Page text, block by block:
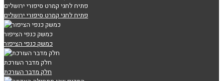
פתיח לחגי קמרט סיפורי ירושלים
פתיח לחגי קמרט סיפורי ירושלים
כמשק כנפי הציפור
כמשק כנפי הציפור
חלק מדבר העורכת
חלק מדבר העורכת